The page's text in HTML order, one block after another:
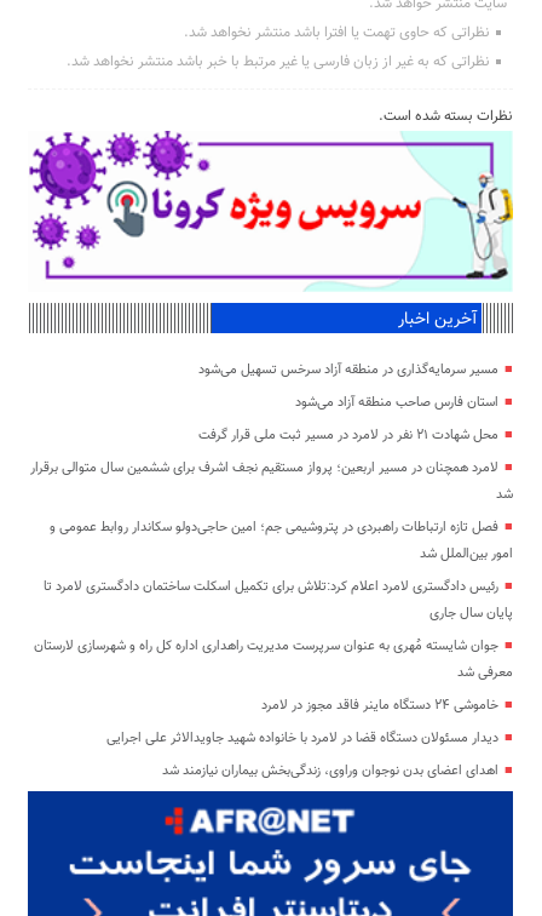
نظراتی که حاوی تهمت یا افترا باشد منتشر نخواهد شد.
نظراتی که به غیر از زبان فارسی یا غیر مرتبط با خبر باشد منتشر نخواهد شد.
نظرات بسته شده است.
آخرین اخبار
مسیر سرمایه‌گذاری در منطقه آزاد سرخس تسهیل می‌شود
استان فارس صاحب منطقه آزاد می‌شود
محل شهادت ۲۱ نفر در لامرد در مسیر ثبت ملی قرار گرفت
لامرد همچنان در مسیر اربعین؛ پرواز مستقیم نجف اشرف برای ششمین سال متوالی برقرار
شد
فصل تازه ارتباطات راهبردی در پتروشیمی جم؛ امین حاجی‌دولو سکاندار روابط عمومی و
امور بین‌الملل شد
رئیس دادگستری لامرد اعلام کرد:تلاش برای تکمیل اسکلت ساختمان دادگستری لامرد تا
پایان سال جاری
جوان شایسته مُهری به عنوان سرپرست مدیریت راهداری اداره کل راه و شهرسازی لارستان
معرفی شد
خاموشی ۲۴ دستگاه ماینر فاقد مجوز در لامرد
دیدار مسئولان دستگاه قضا در لامرد با خانواده شهید جاویدالاثر علی اجرایی
اهدای اعضای بدن نوجوان وراوی، زندگی‌بخش بیماران نیازمند شد